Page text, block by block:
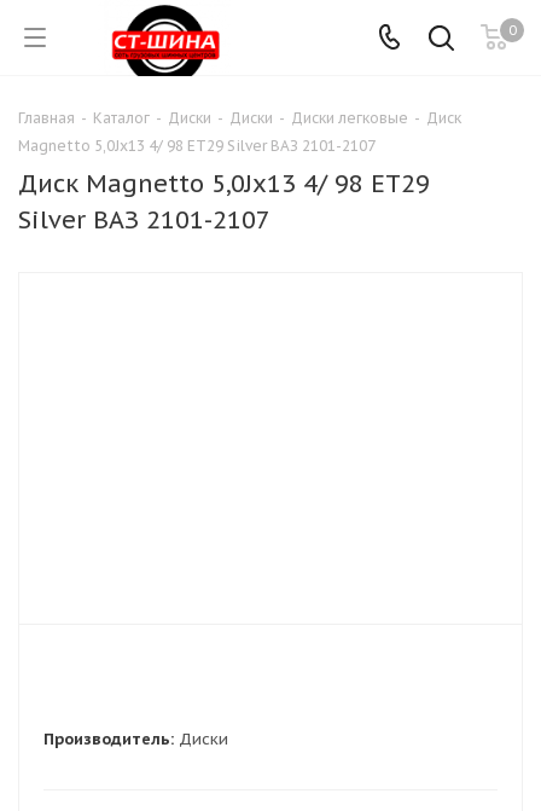
0
Главная - Каталог - Диски - Диски - Диски легковые - Диск
Magnetto 5,0Jx13 4/ 98 ET29 Silver ВАЗ 2101-2107
Диск Magnetto 5,0Jx13 4/ 98 ET29
Silver ВАЗ 2101-2107
Производитель: Диски